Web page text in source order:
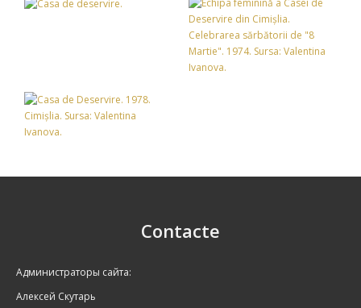
Contacte
Администраторы сайта:
Алексей Скутарь